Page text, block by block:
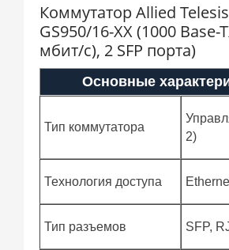
Коммутатор Allied
GS950/16-XX (1000 Base-
мбит/с), 2 SFP порта)
Основные
Тип коммутатора
2)
Технология доступа
Тип разъемов SFP,